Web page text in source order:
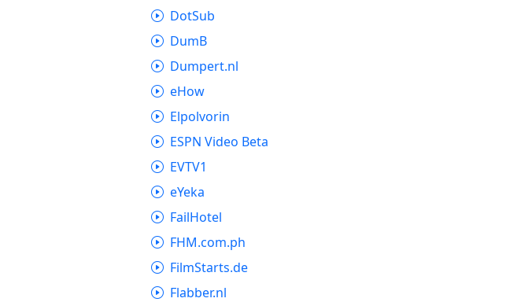
DotSub
DumB
Dumpert.nl
eHow
Elpolvorin
ESPN Video Beta
EVTV1
eYeka
FailHotel
FHM.com.ph
FilmStarts.de
Flabber.nl